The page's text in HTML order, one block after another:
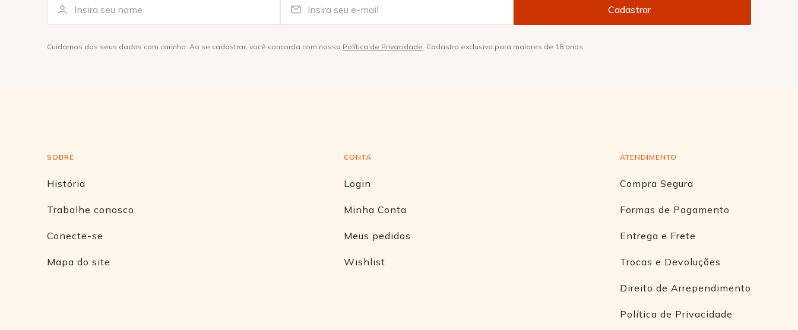
Cuidamos dos seus dados com carinho. Ao se cadastrar, você concorda com nossa Política de Privacidade. Cadastro exclusivo para maiores de 18 anos.
SOBRE
História
Trabalhe conosco
Conecte-se
Mapa do site
CONTA
Login
Minha Conta
Meus pedidos
Wishlist
ATENDIMENTO
Compra Segura
Formas de Pagamento
Entrega e Frete
Trocas e Devoluções
Direito de Arrependimento
Política de Privacidade